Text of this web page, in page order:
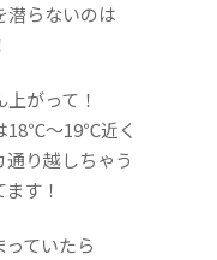
潜らないのは
がって！
18℃～19℃近く
通り越しちゃう
す！
ていたら